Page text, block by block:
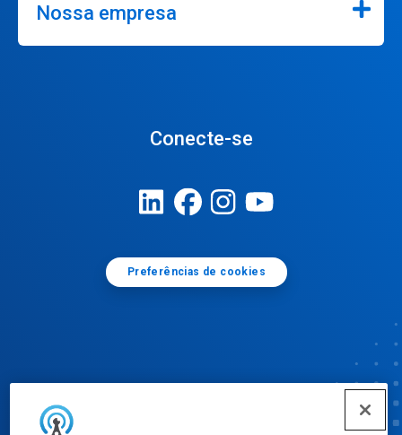
Nossa empresa
Conecte-se
Preferências de cookies